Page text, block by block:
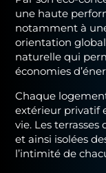
une haute
notamment à
orientation
naturelle qui
économies
Chaque
extérieur privatif
vie. Les
et ainsi isolées
l’intimité de